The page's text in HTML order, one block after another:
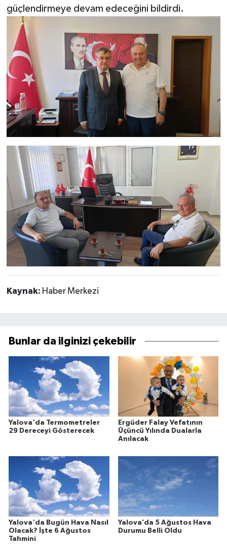
güçlendirmeye devam edeceğini bildirdi.
Kaynak: Haber Merkezi
Bunlar da ilginizi çekebilir
Yalova'da Termometreler
29 Dereceyi Gösterecek
Ergüder Falay Vefatının
Üçüncü Yılında Dualarla
Anılacak
Yalova'da Bugün Hava Nasıl
Olacak? İşte 6 Ağustos
Tahmini
Yalova’da 5 Ağustos Hava
Durumu Belli Oldu